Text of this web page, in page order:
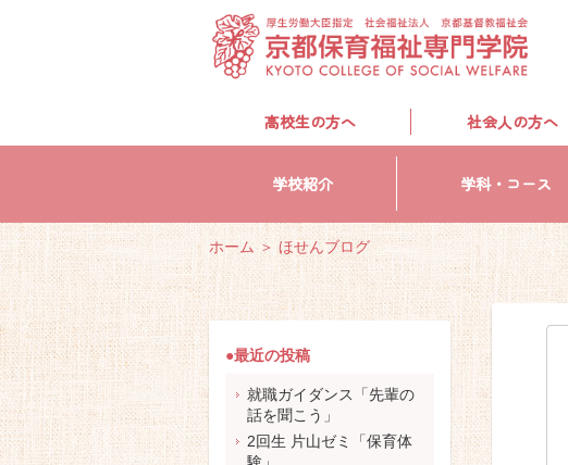
高校生の方へ 社会人の方へ
学校紹介 学科・コース
ホーム ＞ ほせんブログ
●最近の投稿
就職ガイダンス「先輩の
話を聞こう」
2回生 片山ゼミ「保育体